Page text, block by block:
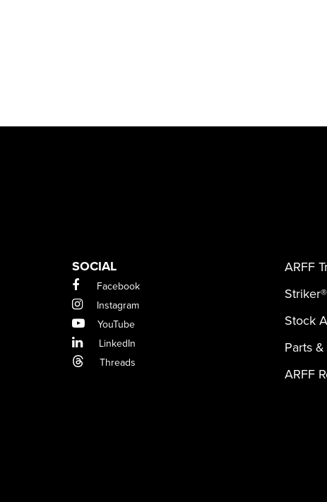
SOCIAL
Facebook
Instagram
YouTube
LinkedIn
Threads
ARFF
Stock
Parts
ARFF